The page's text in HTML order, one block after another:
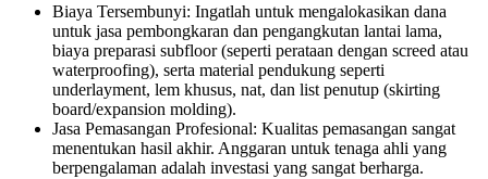
Biaya Tersembunyi: Ingatlah untuk mengalokasikan dana
untuk jasa pembongkaran dan pengangkutan lantai lama,
biaya preparasi subfloor (seperti perataan dengan screed atau
waterproofing), serta material pendukung seperti
underlayment, lem khusus, nat, dan list penutup (skirting
board/expansion molding).
Jasa Pemasangan Profesional: Kualitas pemasangan sangat
menentukan hasil akhir. Anggaran untuk tenaga ahli yang
berpengalaman adalah investasi yang sangat berharga.